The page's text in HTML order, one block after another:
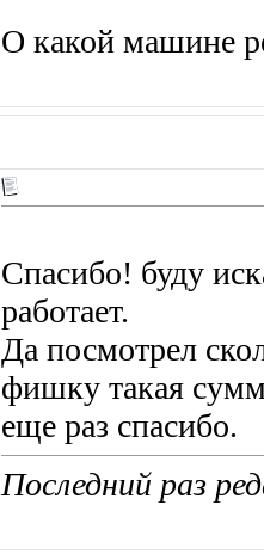
О какой машине
Спасибо! буду
работает.
Да посмотрел
фишку такая
еще раз спасибо.
Последний раз